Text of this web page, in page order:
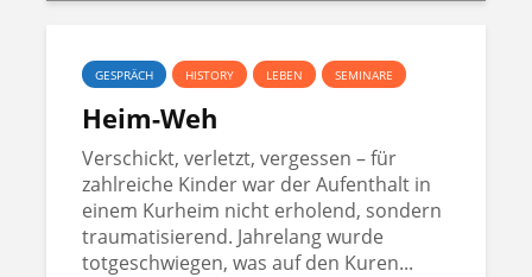
GESPRÄCH HISTORY LEBEN SEMINARE
Heim-Weh
Verschickt, verletzt, vergessen – für
zahlreiche Kinder war der Aufenthalt in
einem Kurheim nicht erholend, sondern
traumatisierend. Jahrelang wurde
totgeschwiegen, was auf den Kuren...